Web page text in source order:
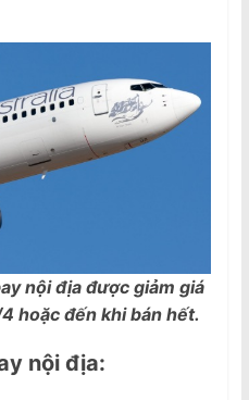
nội địa được giảm giá
hoặc đến khi bán hết.
nội địa: